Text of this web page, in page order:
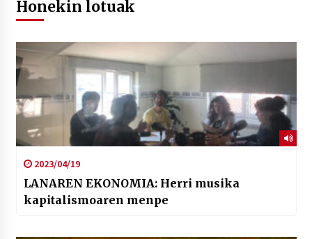
Honekin lotuak
2023/04/19
LANAREN EKONOMIA: Herri musika
kapitalismoaren menpe